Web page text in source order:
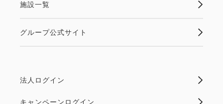
施設一覧
グループ公式サイト
法人ログイン
キャンペーンログイン